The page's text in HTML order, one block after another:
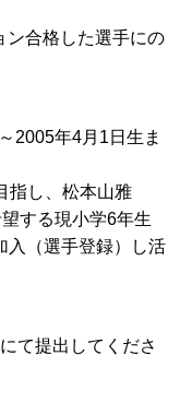
ン合格した選手にの
2005年4月1日生ま
指し、松本山雅
する現小学6年生
入（選手登録）し活
て提出してくださ